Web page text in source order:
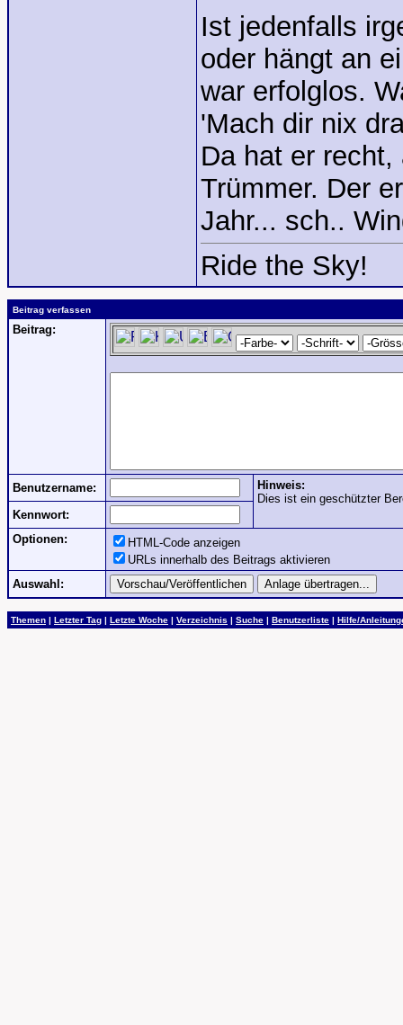
Ist jedenfalls
oder hängt an
war erfolglos.
'Mach dir nix
Da hat er
Trümmer. Der
Jahr... sch..
Ride the Sky!
Beitrag verfassen
Beitrag:
Benutzername:
Hinweis:
Dies ist ein geschützter
Kennwort:
Optionen:
HTML-Code anzeigen
URLs innerhalb des Beitrags aktivieren
Auswahl:
Themen | Letzter Tag | Letzte Woche | Verzeichnis | Suche | Benutzerliste | Hilfe/